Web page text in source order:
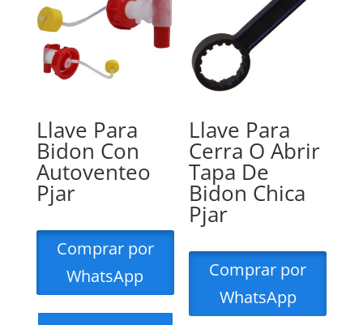
Llave Para
Bidon Con
Autoventeo
Pjar
Comprar por
WhatsApp
Llave Para
Cerra O Abrir
Tapa De
Bidon Chica
Pjar
Comprar por
WhatsApp